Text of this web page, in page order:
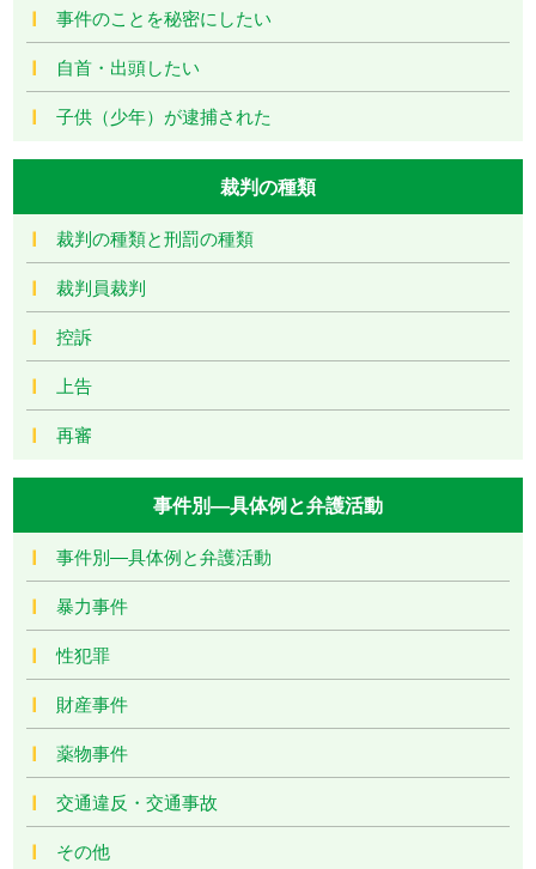
事件のことを秘密にしたい
自首・出頭したい
子供（少年）が逮捕された
裁判の種類
裁判の種類と刑罰の種類
裁判員裁判
控訴
上告
再審
事件別―具体例と弁護活動
事件別―具体例と弁護活動
暴力事件
性犯罪
財産事件
薬物事件
交通違反・交通事故
その他